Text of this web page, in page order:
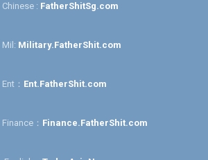
: FatherShitSg.com
Mil: Military.FatherShit.com
： Ent.FatherShit.com
： Finance.FatherShit.com